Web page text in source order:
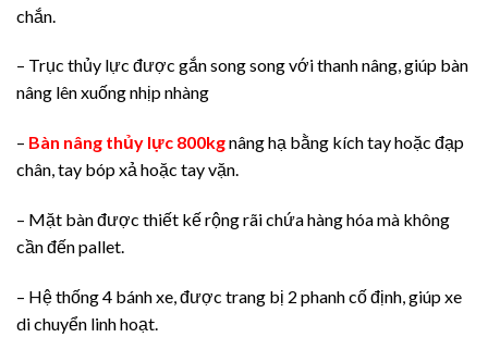
chắn.
– Trục thủy lực được gắn song song với thanh nâng, giúp bàn
nâng lên xuống nhịp nhàng
– Bàn nâng thủy lực 800kgnâng hạ bằng kích tay hoặc đạp
chân, tay bóp xả hoặc tay vặn.
– Mặt bàn được thiết kế rộng rãi chứa hàng hóa mà không
cần đến pallet.
– Hệ thống 4 bánh xe, được trang bị 2 phanh cố định, giúp xe
di chuyển linh hoạt.